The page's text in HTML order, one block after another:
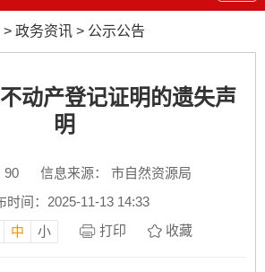
> 政务资讯 > 公示公告
动产登记证明的遗失声
明
90
信息来源： 市自然资源局
时间：2025-11-13 14:33
中 小 打印 收藏